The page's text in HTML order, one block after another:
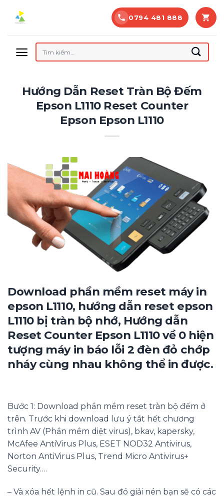
0794 481 888
Tìm
kiếm:
Hướng Dẫn Reset Tràn Bộ Đếm
Epson L1110 Reset Counter
Epson Epson L1110
Download phần mềm reset máy in
epson L1110, hướng dẫn reset epson
L1110 bị tràn bộ nhớ, Hướng dẫn
Reset Counter Epson L1110 về 0 hiện
tượng máy in báo lỗi 2 đèn đỏ chớp
nháy cùng nhau không thể in được.
Bước 1: Download phần mềm reset tràn bộ đếm ở
trên. Trước khi download lưu ý tắt hết chương
trình AV (Phần mềm diệt virus), bkav, kapersky,
McAfee AntiVirus Plus, ESET NOD32 Antivirus,
Norton AntiVirus Plus, Trend Micro Antivirus+
Security….
– Và xóa hết lệnh in cũ. Sau đó giải nén bạn sẽ có các